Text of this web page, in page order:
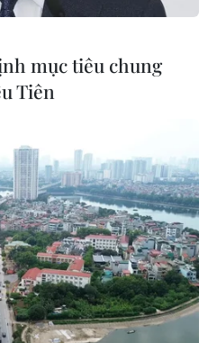
phép đặc quyền thiết
mục tiêu chung
Tiên